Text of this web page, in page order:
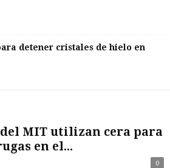
detener cristales de hielo en
MIT utilizan cera para
en el...
0